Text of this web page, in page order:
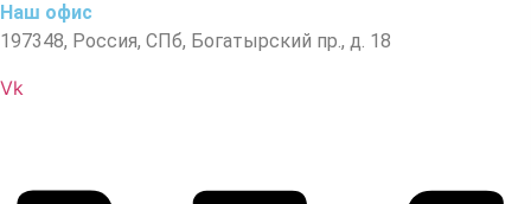
Наш офис
197348, Россия, СПб, Богатырский пр., д. 18
Vk